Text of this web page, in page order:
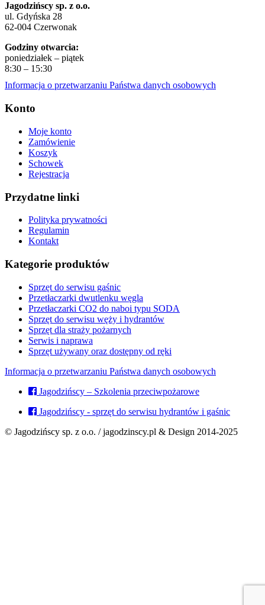
Jagodzińscy sp. z o.o.
ul. Gdyńska 28
62-004 Czerwonak
Godziny otwarcia:
poniedziałek – piątek
8:30 – 15:30
Informacja o przetwarzaniu Państwa danych osobowych
Konto
Moje konto
Zamówienie
Koszyk
Schowek
Rejestracja
Przydatne linki
Polityka prywatności
Regulamin
Kontakt
Kategorie produktów
Sprzęt do serwisu gaśnic
Przetłaczarki dwutlenku węgla
Przetłaczarki CO2 do naboi typu SODA
Sprzęt do serwisu węży i hydrantów
Sprzęt dla straży pożarnych
Serwis i naprawa
Sprzęt używany oraz dostępny od ręki
Informacja o przetwarzaniu Państwa danych osobowych
Jagodzińscy – Szkolenia przeciwpożarowe
Jagodzińscy - sprzęt do serwisu hydrantów i gaśnic
© Jagodzińscy sp. z o.o. / jagodzinscy.pl & Design 2014-2025